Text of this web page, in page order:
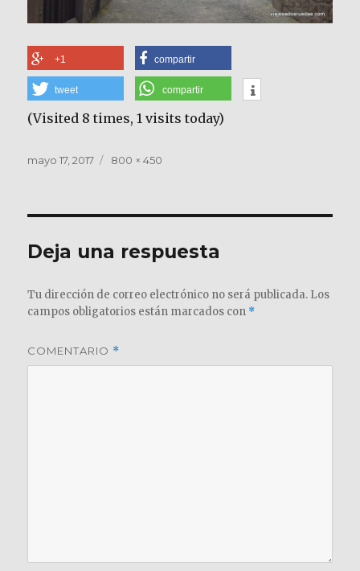
+1 compartir
tweet compartir
(Visited 8 times, 1 visits today)
Publicado
mayo 17, 2017
Tamaño
800 × 450
Deja una respuesta
Tu dirección de correo electrónico no será publicada. Los
campos obligatorios están marcados con *
COMENTARIO *